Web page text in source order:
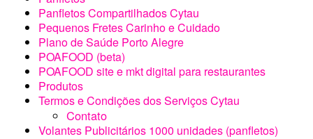
Panfletos Compartilhados Cytau
Pequenos Fretes Carinho e Cuidado
Plano de Saúde Porto Alegre
POAFOOD (beta)
POAFOOD site e mkt digital para restaurantes
Produtos
Termos e Condições dos Serviços Cytau
Contato
Volantes Publicitários 1000 unidades (panfletos)